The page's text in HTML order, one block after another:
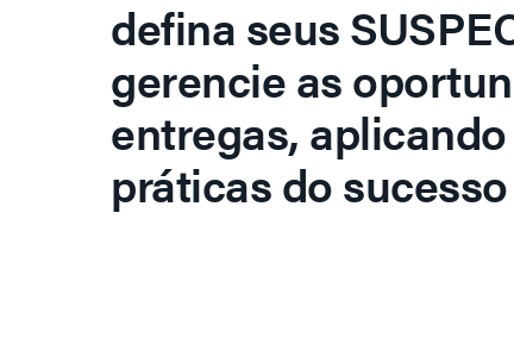
defina seus
gerencie as
entregas,
práticas do